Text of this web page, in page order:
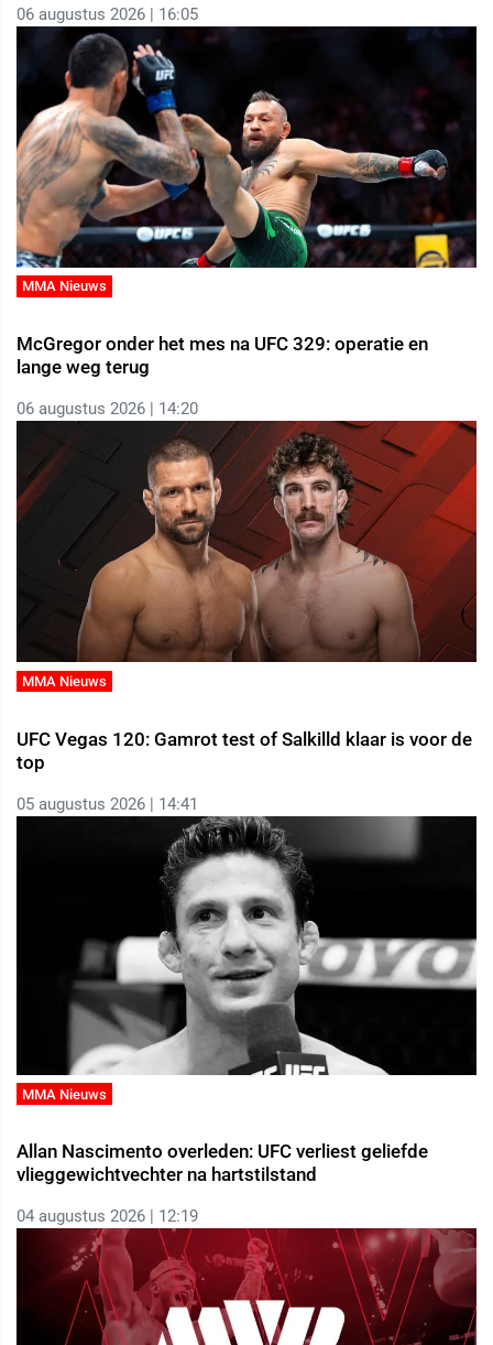
06 augustus 2026 | 16:05
MMA Nieuws
McGregor onder het mes na UFC 329: operatie en
lange weg terug
06 augustus 2026 | 14:20
MMA Nieuws
UFC Vegas 120: Gamrot test of Salkilld klaar is voor de
top
05 augustus 2026 | 14:41
MMA Nieuws
Allan Nascimento overleden: UFC verliest geliefde
vlieggewichtvechter na hartstilstand
04 augustus 2026 | 12:19